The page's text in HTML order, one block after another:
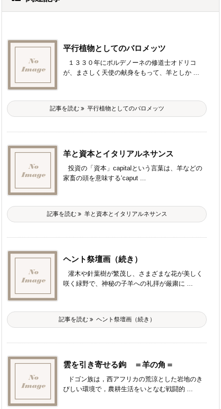
平行植物としてのバロメッツ
１３３０年にポルデノーネの修道士オドリコ
が、まさしく天使の献身をもって、羊としか ...
記事を読む 平行植物としてのバロメッツ
羊と資本とイタリアルネサンス
投資の「資本」capitalという言葉は、羊などの
家畜の頭を意味する‘caput ...
記事を読む 羊と資本とイタリアルネサンス
ヘント祭壇画（続き）
灌木や針葉樹が繁茂し、さまざまな花が美しく
咲く緑野で、神秘の子羊への礼拝が厳粛に ...
記事を読む ヘント祭壇画（続き）
雲を引き寄せる鉤 ＝羊の角＝
ドゴン族は，西アフリカの荒涼とした岩地のき
びしい環境で，農耕生活をいとなむ戦闘的 ...